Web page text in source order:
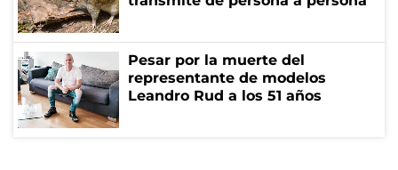
Pesar por la muerte del
representante de modelos
Leandro Rud a los 51 años